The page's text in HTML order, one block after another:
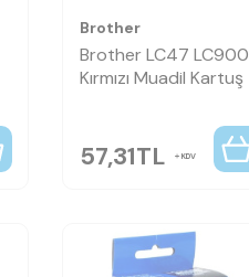
Brother
Brother LC47 LC900
Kırmızı Muadil Kartuş
57,31TL KDV